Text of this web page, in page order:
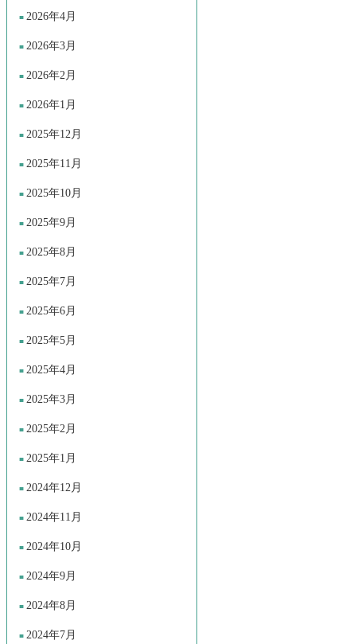
2026年4月
2026年3月
2026年2月
2026年1月
2025年12月
2025年11月
2025年10月
2025年9月
2025年8月
2025年7月
2025年6月
2025年5月
2025年4月
2025年3月
2025年2月
2025年1月
2024年12月
2024年11月
2024年10月
2024年9月
2024年8月
2024年7月